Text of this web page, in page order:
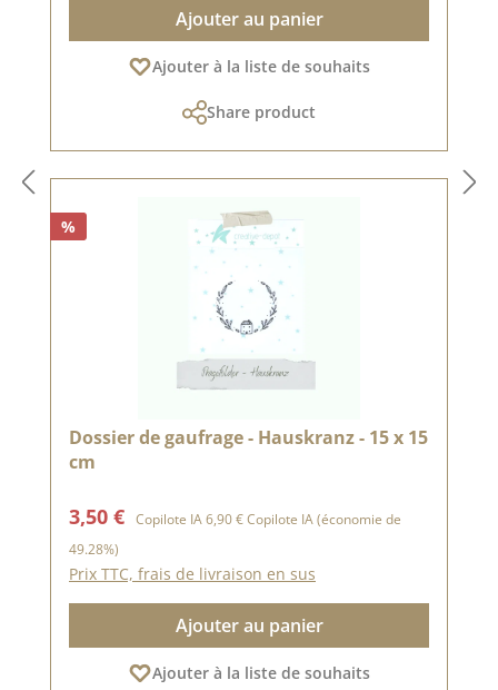
Ajouter au panier
Ajouter à la liste de souhaits
Share product
%
Dossier de gaufrage - Hauskranz - 15 x 15
cm
Prix de vente :
3,50 € Copilote IA Prix régulier :
6,90 €Copilote IA(économie de
49.28%)
Prix TTC, frais de livraison en sus
Ajouter au panier
Ajouter à la liste de souhaits